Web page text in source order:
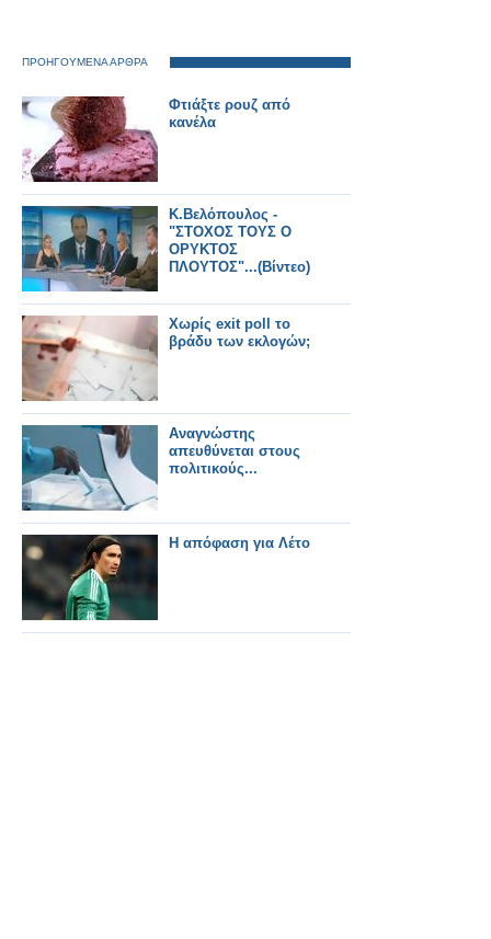
ΠΡΟΗΓΟΥΜΕΝΑ ΑΡΘΡΑ
Φτιάξτε ρουζ από
κανέλα
Κ.Βελόπουλος -
"ΣΤΟΧΟΣ ΤΟΥΣ Ο
ΟΡΥΚΤΟΣ
ΠΛΟΥΤΟΣ"...(Βίντεο)
Χωρίς exit poll το
βράδυ των εκλογών;
Αναγνώστης
απευθύνεται στους
πολιτικούς...
Η απόφαση για Λέτο